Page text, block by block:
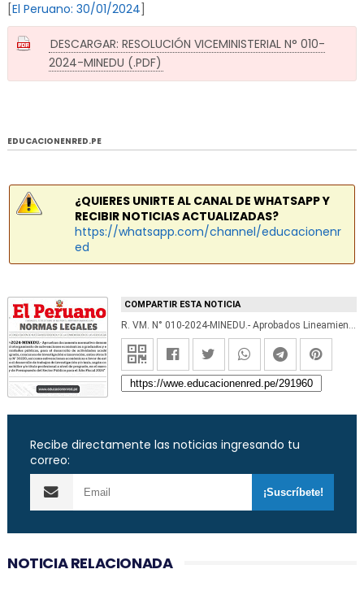
[El Peruano: 30/01/2024
DESCARGAR: RESOLUCIÓN VICEMINISTERIAL N° 010-
2024-MINEDU (.PDF)
EDUCACIONENRED.PE
¿QUIERES UNIRTE AL CANAL DE WHATSAPP Y
RECIBIR NOTICIAS ACTUALIZADAS?
https://whatsapp.com/channel/educacionenr
ed
COMPARTIR ESTA NOTICIA
R. VM. N° 010-2024-MINEDU.- Aprobados Lineamientos para Subvenciones a Estudiantes y Graduados de Universidades Públicas para Investigación y Desarrollo Académico, según Leyes 30220 y 31953
Recibe directamente las noticias ingresando tu
correo:
NOTICIA RELACIONADA